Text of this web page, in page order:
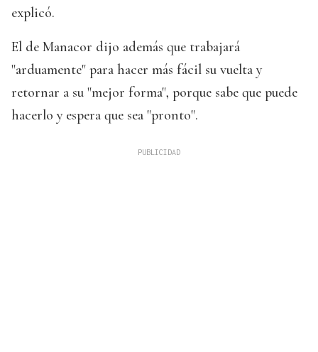
explicó.
El de Manacor dijo además que trabajará
"arduamente" para hacer más fácil su vuelta y
retornar a su "mejor forma", porque sabe que puede
hacerlo y espera que sea "pronto".